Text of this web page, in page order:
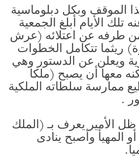
الموقف وبكل دبلوماسية
تلك الأيام أبلغ الجمعية
من طرفه عن اعتلائه (عرش
ريثما تتكامل الخطوات
ويعلن عن الدستور وهي
معها أن يصبح (ملكا
ممارسة سلطاته الملكية
.
ظل الأمير يعرف بـ (الملك
المهيأ وأصبح ينادى